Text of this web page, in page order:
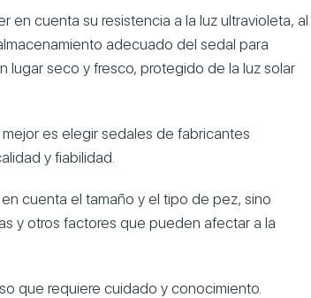
en cuenta su resistencia a la luz ultravioleta, al
adecuado del sedal para
lugar seco y fresco, protegido de la luz solar
es elegir sedales de fabricantes
y fiabilidad.
cuenta el tamaño y el tipo de pez, sino
y otros factores que pueden afectar a la
que requiere cuidado y conocimiento.